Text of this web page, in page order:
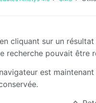
cliquant sur un
recherche pouvait être
est